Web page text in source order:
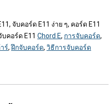
จับคอร์ด E11 ง่าย ๆ, คอร์ด E11
คอร์ด E11 Chord E, การจับคอร์ด,
ร์,ฝึกจับคอร์ด, วิธีการจับคอร์ด